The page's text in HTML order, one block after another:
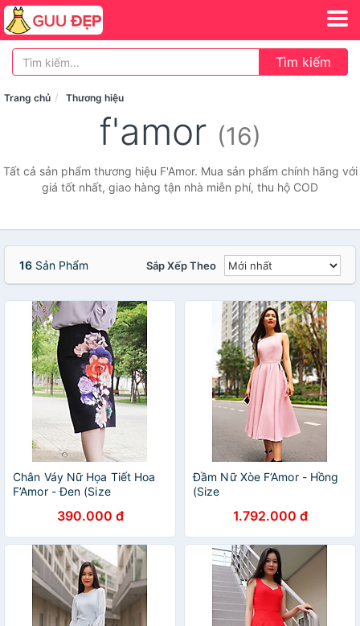
Tìm kiếm
Trang chủ Thương hiệu
f'amor (16)
Tất cả sản phẩm thương hiệu F'Amor. Mua sản phẩm chính hãng với
giá tốt nhất, giao hàng tận nhà miễn phí, thu hộ COD
16 Sản Phẩm Sắp Xếp Theo
Chân Váy Nữ Họa Tiết Hoa
F’Amor - Đen (Size
390.000 đ
Đầm Nữ Xòe F’Amor - Hồng
(Size
1.792.000 đ